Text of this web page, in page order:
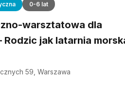
0-6 lat
warsztatowa dla
jak latarnia
59, Warszawa